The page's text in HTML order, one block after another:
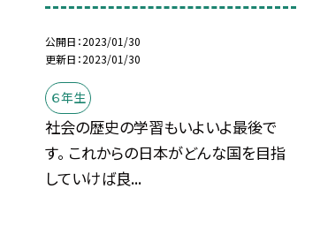
公開日 2023/01/30
更新日 2023/01/30
６年生
社会の歴史の学習もいよいよ最後で
す。 これからの日本がどんな国を目指
していけば良...